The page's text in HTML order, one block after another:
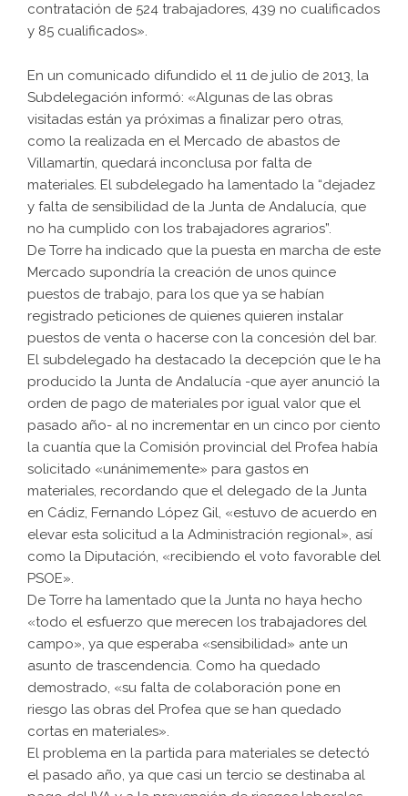
contratación de 524 trabajadores, 439 no cualificados
y 85 cualificados».
En un comunicado difundido el 11 de julio de 2013, la
Subdelegación informó: «Algunas de las obras
visitadas están ya próximas a finalizar pero otras,
como la realizada en el Mercado de abastos de
Villamartín, quedará inconclusa por falta de
materiales. El subdelegado ha lamentado la “dejadez
y falta de sensibilidad de la Junta de Andalucía, que
no ha cumplido con los trabajadores agrarios”.
De Torre ha indicado que la puesta en marcha de este
Mercado supondría la creación de unos quince
puestos de trabajo, para los que ya se habían
registrado peticiones de quienes quieren instalar
puestos de venta o hacerse con la concesión del bar.
El subdelegado ha destacado la decepción que le ha
producido la Junta de Andalucía -que ayer anunció la
orden de pago de materiales por igual valor que el
pasado año- al no incrementar en un cinco por ciento
la cuantía que la Comisión provincial del Profea había
solicitado «unánimemente» para gastos en
materiales, recordando que el delegado de la Junta
en Cádiz, Fernando López Gil, «estuvo de acuerdo en
elevar esta solicitud a la Administración regional», así
como la Diputación, «recibiendo el voto favorable del
PSOE».
De Torre ha lamentado que la Junta no haya hecho
«todo el esfuerzo que merecen los trabajadores del
campo», ya que esperaba «sensibilidad» ante un
asunto de trascendencia. Como ha quedado
demostrado, «su falta de colaboración pone en
riesgo las obras del Profea que se han quedado
cortas en materiales».
El problema en la partida para materiales se detectó
el pasado año, ya que casi un tercio se destinaba al